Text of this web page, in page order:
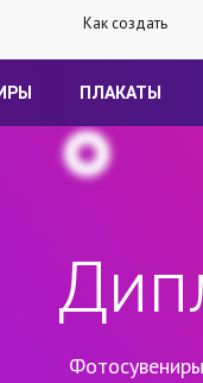
Как создать
ПЛАКАТЫ